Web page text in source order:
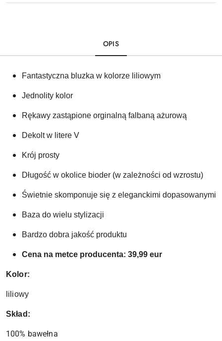
OPIS
Fantastyczna bluzka w kolorze liliowym
Jednolity kolor
Rękawy zastąpione orginalną falbaną ażurową
Dekolt w litere V
Krój prosty
Długość w okolice bioder (w zależności od wzrostu)
Świetnie skomponuje się z eleganckimi dopasowanymi
Baza do wielu stylizacji
Bardzo dobra jakość produktu
Cena na metce producenta: 39,99 eur
Kolor:
liliowy
Skład:
100% bawełna